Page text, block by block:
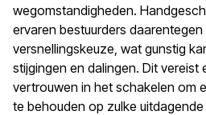
wegomstandigheden.
ervaren bestuurders
versnellingskeuze, wat gunstig
stijgingen en dalingen. Dit vereist
vertrouwen in het schakelen om
te behouden op zulke